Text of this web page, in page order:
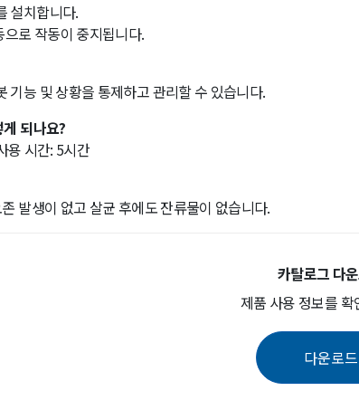
설치합니다.
로 작동이 중지됩니다.
기능 및 상황을 통제하고 관리할 수 있습니다.
되나요?
용 시간: 5시간
발생이 없고 살균 후에도 잔류물이 없습니다.
카탈로그 다
제품 사용 정보를 확
다운로드